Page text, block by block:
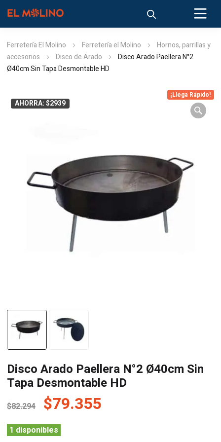
Ferretería El Molino Ferretería el Molino
Hornos, parrillas y
accesorios
Disco de Arado
Disco Arado Paellera N°2
Ø40cm Sin Tapa Desmontable HD
AHORRA: $2939
¡Llega Rápido!
Disco Arado Paellera N°2 Ø40cm Sin
Tapa Desmontable HD
$82.294 El
precio
original
$79.355El
1 disponibles